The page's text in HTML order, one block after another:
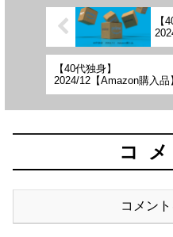
【
【40代独身】
2024/12【Amazon購入品
コ
コメン